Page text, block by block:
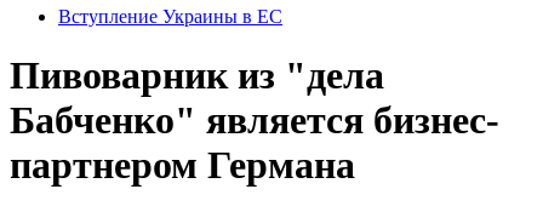
Вступление Украины в ЕС
Пивоварник из "дела
Бабченко" является бизнес-
партнером Германа